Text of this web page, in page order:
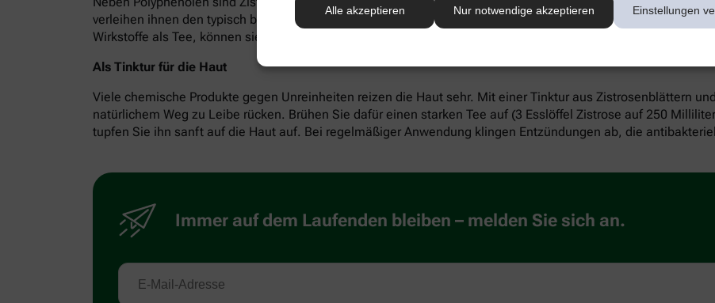
Alle akzeptieren Nur notwendige akzeptieren Einstellungen
verleihen ihnen den typisch bitteren Geschmack. Die Gerbstoffe aus der Zistrose wirken adstringierend,
Wirkstoffe als Tee, können sie gegen Durchfall helfen.
Als Tinktur für die Haut
Viele chemische Produkte gegen Unreinheiten reizen die Haut sehr. Mit einer Tinktur aus Zistrosenblättern
natürlichem Weg zu Leibe rücken. Brühen Sie dafür einen starken Tee auf (3 Esslöffel Zistrose auf 250
tupfen Sie ihn sanft auf die Haut auf. Bei regelmäßiger Anwendung klingen Entzündungen ab, die
Immer auf dem Laufenden bleiben – melden Sie sich an.